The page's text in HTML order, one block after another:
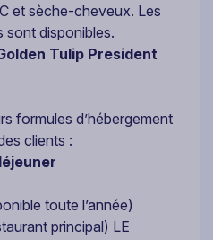
et sèche-cheveux. Les
sont disponibles.
Tulip President
formules d’hébergement
clients :
toute l’année)
principal) LE